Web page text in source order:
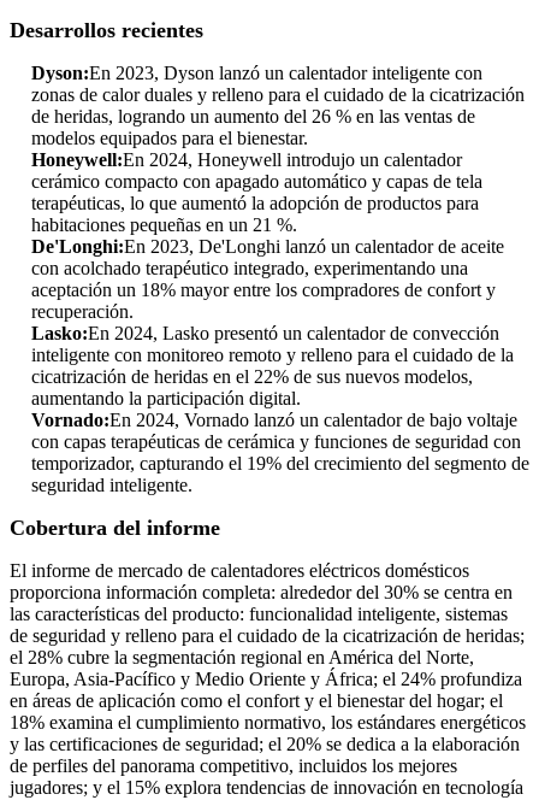
Desarrollos recientes
Dyson:En 2023, Dyson lanzó un calentador inteligente con
zonas de calor duales y relleno para el cuidado de la cicatrización
de heridas, logrando un aumento del 26 % en las ventas de
modelos equipados para el bienestar.
Honeywell:En 2024, Honeywell introdujo un calentador
cerámico compacto con apagado automático y capas de tela
terapéuticas, lo que aumentó la adopción de productos para
habitaciones pequeñas en un 21 %.
De'Longhi:En 2023, De'Longhi lanzó un calentador de aceite
con acolchado terapéutico integrado, experimentando una
aceptación un 18% mayor entre los compradores de confort y
recuperación.
Lasko:En 2024, Lasko presentó un calentador de convección
inteligente con monitoreo remoto y relleno para el cuidado de la
cicatrización de heridas en el 22% de sus nuevos modelos,
aumentando la participación digital.
Vornado:En 2024, Vornado lanzó un calentador de bajo voltaje
con capas terapéuticas de cerámica y funciones de seguridad con
temporizador, capturando el 19% del crecimiento del segmento de
seguridad inteligente.
Cobertura del informe
El informe de mercado de calentadores eléctricos domésticos
proporciona información completa: alrededor del 30% se centra en
las características del producto: funcionalidad inteligente, sistemas
de seguridad y relleno para el cuidado de la cicatrización de heridas;
el 28% cubre la segmentación regional en América del Norte,
Europa, Asia-Pacífico y Medio Oriente y África; el 24% profundiza
en áreas de aplicación como el confort y el bienestar del hogar; el
18% examina el cumplimiento normativo, los estándares energéticos
y las certificaciones de seguridad; el 20% se dedica a la elaboración
de perfiles del panorama competitivo, incluidos los mejores
jugadores; y el 15% explora tendencias de innovación en tecnología